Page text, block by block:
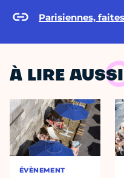
À LIRE AUSSI
ÉVÈNEMENT